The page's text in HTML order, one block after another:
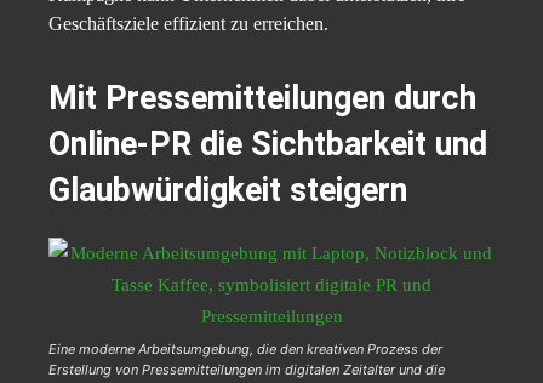
Geschäftsziele effizient zu erreichen.
Mit Pressemitteilungen durch
Online-PR die Sichtbarkeit und
Glaubwürdigkeit steigern
Eine moderne Arbeitsumgebung, die den kreativen Prozess der
Erstellung von Pressemitteilungen im digitalen Zeitalter und die